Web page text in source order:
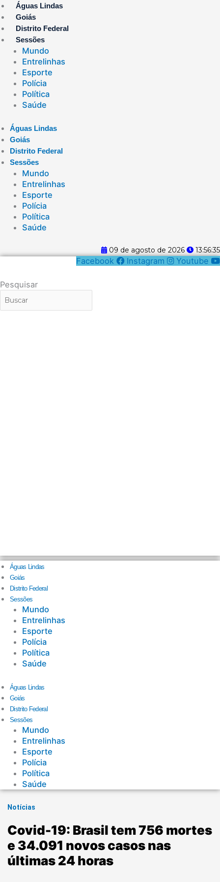
Ir
para
o
conteúdo
Águas Lindas
Goiás
Distrito Federal
Sessões
Mundo
Entrelinhas
Esporte
Polícia
Política
Saúde
Águas Lindas
Goiás
Distrito Federal
Sessões
Mundo
Entrelinhas
Esporte
Polícia
Política
Saúde
09 de agosto de 2026 13:56:35
Facebook Instagram Youtube
Pesquisar
Águas Lindas
Goiás
Distrito Federal
Sessões
Mundo
Entrelinhas
Esporte
Polícia
Política
Saúde
Águas Lindas
Goiás
Distrito Federal
Sessões
Mundo
Entrelinhas
Esporte
Polícia
Política
Saúde
Notícias
Covid-19: Brasil tem 756 mortes
e 34.091 novos casos nas
últimas 24 horas